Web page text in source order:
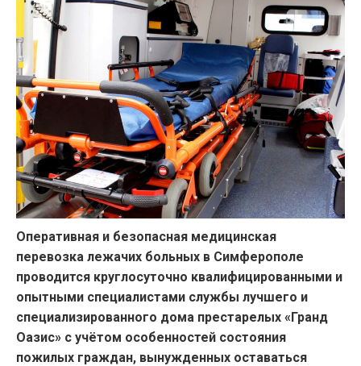
Оперативная и безопасная медицинская
перевозка лежачих больных в Симферополе
проводится круглосуточно квалифицированными и
опытными специалистами службы лучшего и
специализированного дома престарелых «Гранд
Оазис» с учётом особенностей состояния
пожилых граждан, вынужденных оставаться